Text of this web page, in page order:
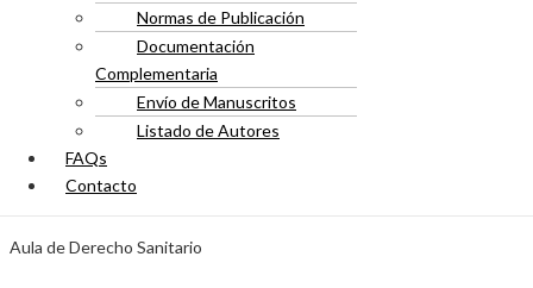
Normas de Publicación
Documentación
Complementaria
Envío de Manuscritos
Listado de Autores
FAQs
Contacto
Aula de Derecho Sanitario